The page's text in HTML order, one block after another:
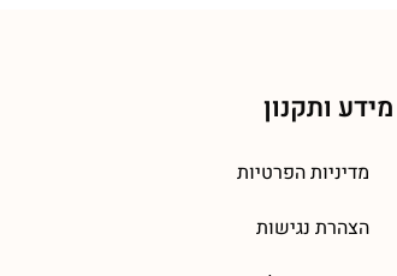
מידע ותקנון
מדיניות הפרטיות
הצהרת נגישות